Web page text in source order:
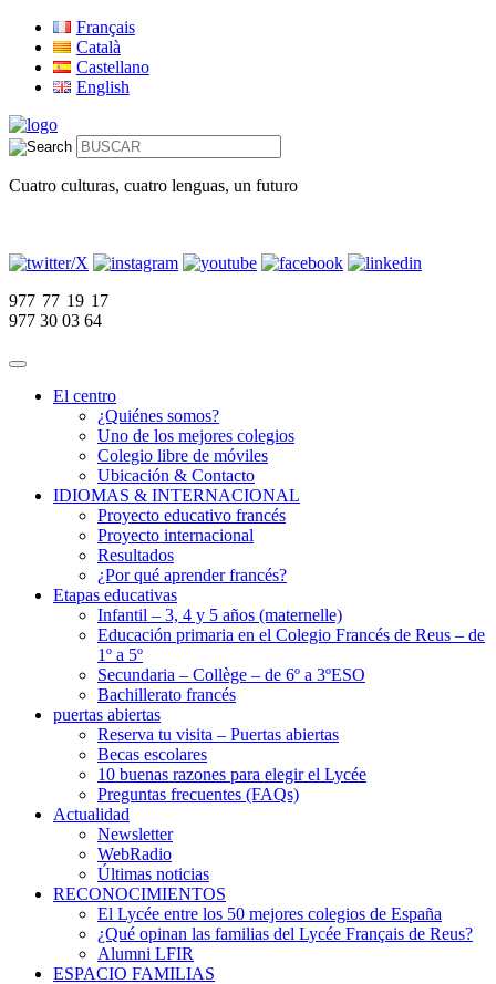
Français
Català
Castellano
English
Cuatro culturas, cuatro lenguas, un futuro
977 77 19 17
977 30 03 64
El centro
¿Quiénes somos?
Uno de los mejores colegios
Colegio libre de móviles
Ubicación & Contacto
IDIOMAS & INTERNACIONAL
Proyecto educativo francés
Proyecto internacional
Resultados
¿Por qué aprender francés?
Etapas educativas
Infantil – 3, 4 y 5 años (maternelle)
Educación primaria en el Colegio Francés de Reus – de
1º a 5º
Secundaria – Collège – de 6º a 3ºESO
Bachillerato francés
puertas abiertas
Reserva tu visita – Puertas abiertas
Becas escolares
10 buenas razones para elegir el Lycée
Preguntas frecuentes (FAQs)
Actualidad
Newsletter
WebRadio
Últimas noticias
RECONOCIMIENTOS
El Lycée entre los 50 mejores colegios de España
¿Qué opinan las familias del Lycée Français de Reus?
Alumni LFIR
ESPACIO FAMILIAS